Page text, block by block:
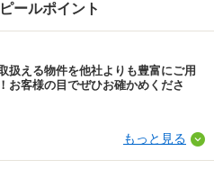
ールポイント
扱える物件を他社よりも豊富にご用
お客様の目でぜひお確かめくださ
もっと見る